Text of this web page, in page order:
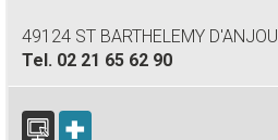
49124 ST BARTHELEMY D'ANJOU
Tel. 02 21 65 62 90